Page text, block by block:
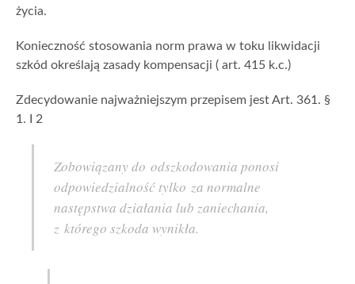
życia.
Konieczność stosowania norm prawa w toku likwidacji
szkód określają zasady kompensacji ( art. 415 k.c.)
Zdecydowanie najważniejszym przepisem jest Art. 361. §
1. I 2
Zobowiązany do odszkodowania ponosi
odpowiedzialność tylko za normalne
następstwa działania lub zaniechania,
z którego szkoda wynikła.